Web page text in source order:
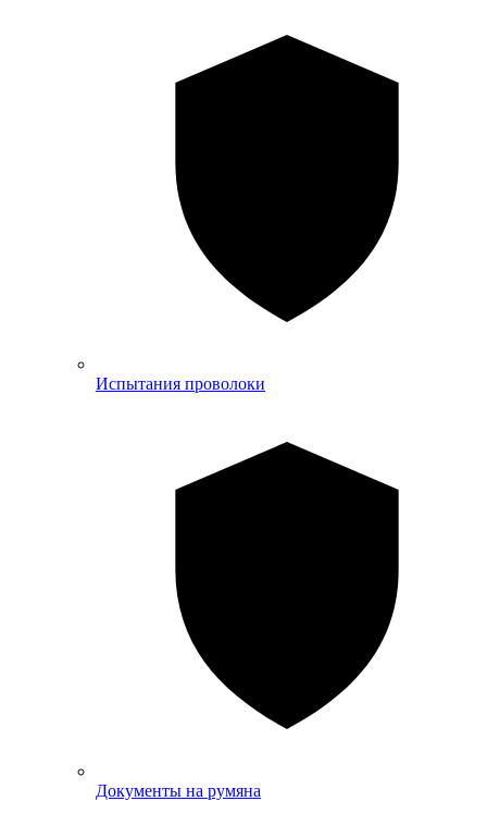
Испытания проволоки
Документы на румяна